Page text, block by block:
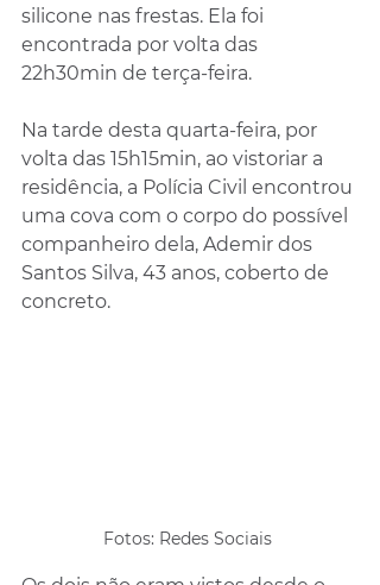
silicone nas frestas. Ela foi
encontrada por volta das
22h30min de terça-feira.
Na tarde desta quarta-feira, por
volta das 15h15min, ao vistoriar a
residência, a Polícia Civil encontrou
uma cova com o corpo do possível
companheiro dela, Ademir dos
Santos Silva, 43 anos, coberto de
concreto.
Fotos: Redes Sociais